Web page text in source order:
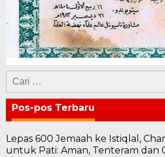
Cari
untuk:
Pos-pos Terbaru
Lepas 600 Jemaah ke Istiqlal,
untuk Pati: Aman, Tenteram dan